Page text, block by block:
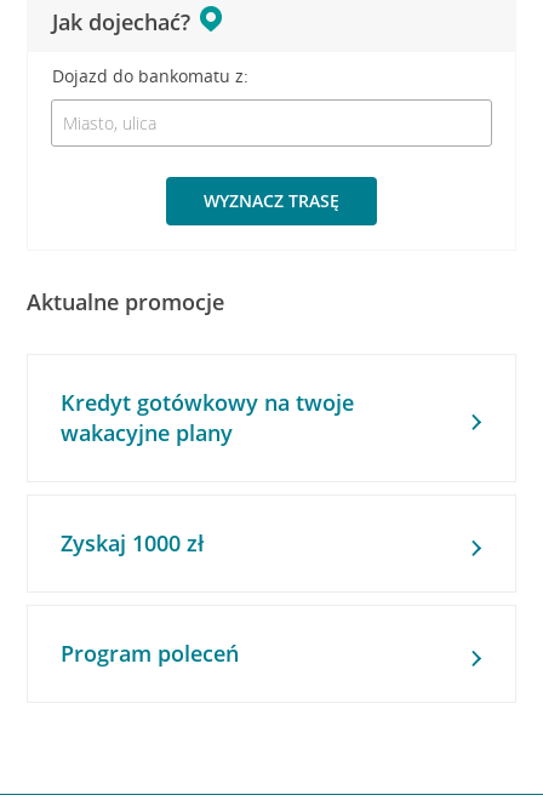
Jak dojechać?
Dojazd do bankomatu z:
WYZNACZ TRASĘ
Aktualne promocje
Kredyt gotówkowy na twoje
wakacyjne plany
Zyskaj 1000 zł
Program poleceń